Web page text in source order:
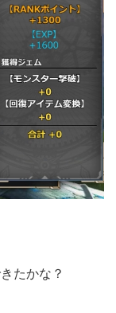
たかな？